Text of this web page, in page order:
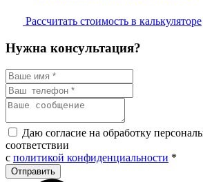
Рассчитать стоимость в калькуляторе
Нужна консультация?
Даю согласие на обработку
соответствии
с политикой конфиденциальности *